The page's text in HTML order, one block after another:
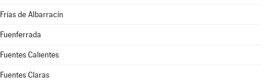
Frías de Albarracín
Fuenferrada
Fuentes Calientes
Fuentes Claras